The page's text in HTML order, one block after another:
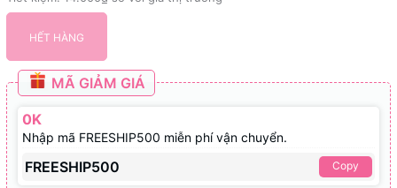
HẾT HÀNG
MÃ GIẢM GIÁ
0K
Nhập mã FREESHIP500 miễn phí vận chuyển.
FREESHIP500 Copy